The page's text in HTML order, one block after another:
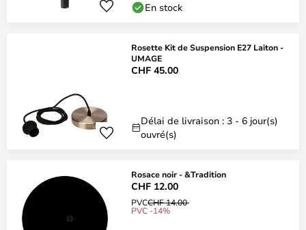
En stock
Rosette Kit de Suspension E27 Laiton -
UMAGE
CHF 45.00
Délai de livraison : 3 - 6 jour(s)
ouvré(s)
Rosace noir - &Tradition
CHF 12.00
PVCCHF 14.00
PVC -14%